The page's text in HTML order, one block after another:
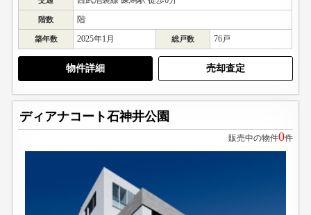
階数 階
築年数 2025年1月 総戸数 76戸
物件詳細 売却査定
ディアナコート石神井公園
販売中の物件0件